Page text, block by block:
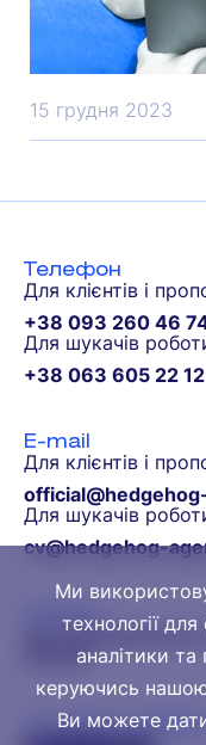
15 грудня 2023
Self Development
Телефон
Для клієнтів і
+38 093 260 46
Для шукачів
+38 063 605 22 12
E-mail
Для клієнтів і
Для шукачів
cv@hedgehog-
вул.
02000
Соціальні
Ми
технології
аналітики та
керуючись
Ви можете